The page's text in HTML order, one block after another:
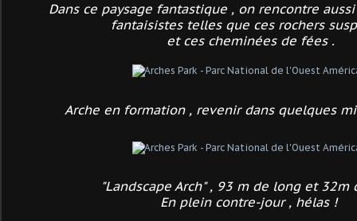
Dans ce paysage fantastique , on rencontre
fantaisistes telles que ces rochers
et ces cheminées de fées .
Arche en formation , revenir dans quelques
"Landscape Arch" , 93 m de long et 32m
En plein contre-jour , hélas !